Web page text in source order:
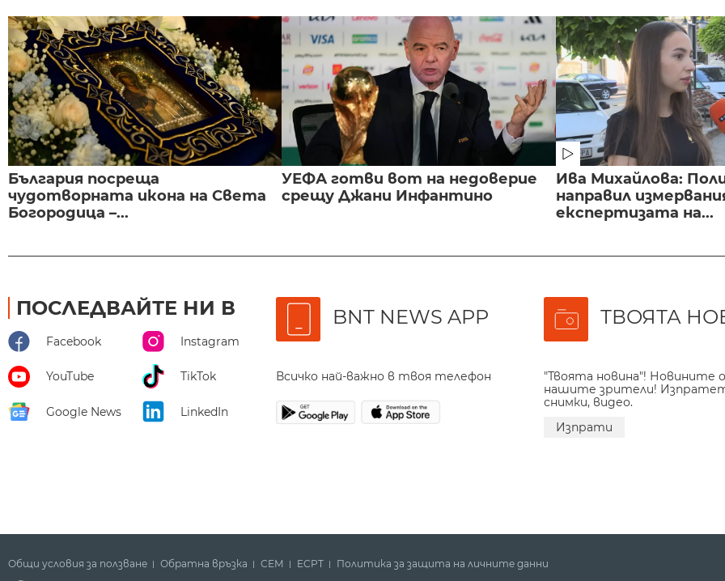
България посреща
чудотворната икона на Света
Богородица –...
УЕФА готви вот на недоверие
срещу Джани Инфантино
Ива Михайлова:
направил
експертизата на...
ПОСЛЕДВАЙТЕ НИ В
Facebook Instagram
YouTube TikTok
Google News LinkedIn
BNT NEWS APP
Всичко най-важно в твоя телефон
ТВОЯТА
"Твоята новина"! Новините
нашите зрители!
снимки, видео.
Изпрати
Общи условия за ползване Обратна връзка СЕМ ECPT Политика за защита на личните данни